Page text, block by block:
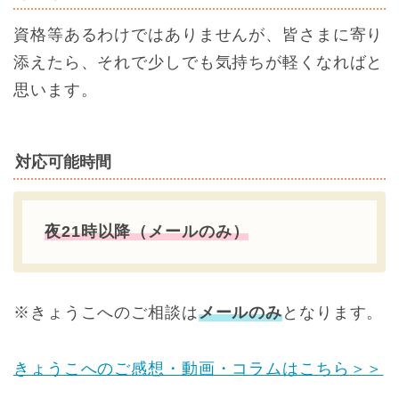
資格等あるわけではありませんが、皆さまに寄り
添えたら、それで少しでも気持ちが軽くなればと
思います。
対応可能時間
夜21時以降（メールのみ）
※きょうこへのご相談はメールのみとなります。
きょうこへのご感想・動画・コラムはこちら ＞＞